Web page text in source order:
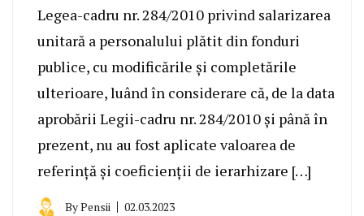
Legea-cadru nr. 284/2010 privind salarizarea
unitară a personalului plătit din fonduri
publice, cu modificările și completările
ulterioare, luând în considerare că, de la data
aprobării Legii-cadru nr. 284/2010 și până în
prezent, nu au fost aplicate valoarea de
referință și coeficienții de ierarhizare […]
ByPensii 02.03.2023